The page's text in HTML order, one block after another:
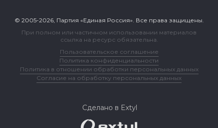
© 2005-2026, Партия «Единая Россия». Все права защищены.
При полном или частичном использовании материалов
ссылка на ресурс обязательна.
Пользовательское соглашение
Политика конфиденциальности
Политика в отношении обработки персональных данных
Согласие на обработку персональных данных
Сделано в Extyl